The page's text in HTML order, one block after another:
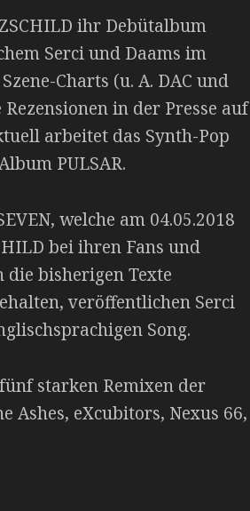
ihr Debütalbum
Serci und Daams im
Charts (u. A. DAC und
in der Presse auf
arbeitet das Synth-Pop
PULSAR.
welche am 04.05.2018
bei ihren Fans und
bisherigen Texte
veröffentlichen Serci
Song.
starken Remixen der
Ashes, eXcubitors, Nexus 66,